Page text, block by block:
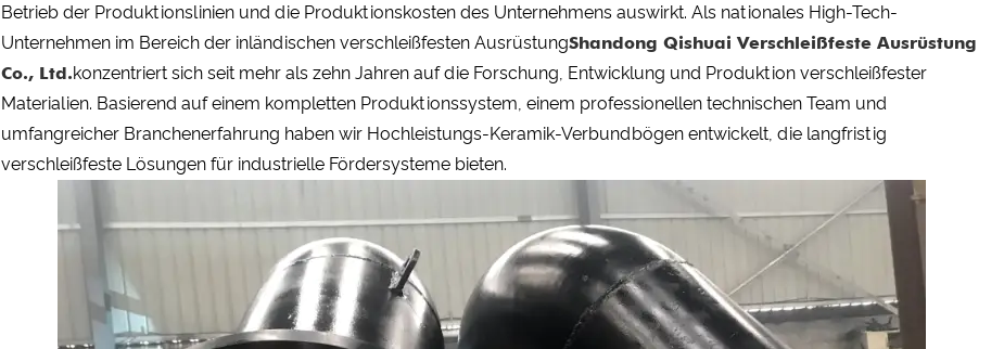
Betrieb der Produktionslinien und die Produktionskosten des Unternehmens auswirkt. Als nationales High-Tech-
Unternehmen im Bereich der inländischen verschleißfesten AusrüstungShandong Qishuai Verschleißfeste Ausrüstung
Co., Ltd.konzentriert sich seit mehr als zehn Jahren auf die Forschung, Entwicklung und Produktion verschleißfester
Materialien. Basierend auf einem kompletten Produktionssystem, einem professionellen technischen Team und
umfangreicher Branchenerfahrung haben wir Hochleistungs-Keramik-Verbundbögen entwickelt, die langfristig
verschleißfeste Lösungen für industrielle Fördersysteme bieten.